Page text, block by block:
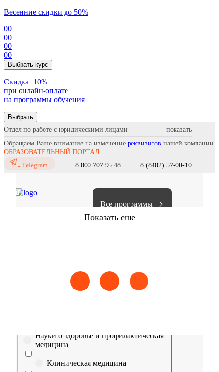
Весенние скидки до 50%
00
00
00
00
Выбрать курс
Cкидка -10%
при онлайн-оплате
на программы обучения
Выбрать
Отдел по работе с юридическими лицами
Обращаем Ваше внимание на изменение реквизитов нашей компании
ОБРАЗОВАТЕЛЬНЫЙ ПОРТАЛ
Telegram
8 800 707 95 48 8 (8482) 57-00-10
Все программы
Показать еще
Сестринское дело Эпидемиология Медицинская помощь
Выберите направление
Науки о здоровье и профилактическая
медицина
Клиническая медицина